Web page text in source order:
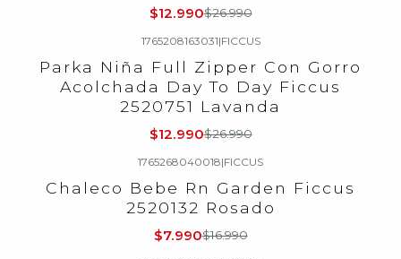
$12.990$26.990
1765208163031|FICCUS
Parka Niña Full Zipper Con Gorro
Acolchada Day To Day Ficcus
2520751 Lavanda
$12.990$26.990
1765268040018|FICCUS
Chaleco Bebe Rn Garden Ficcus
2520132 Rosado
$7.990$16.990